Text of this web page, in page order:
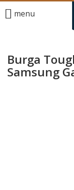
menu
Burga
Samsung